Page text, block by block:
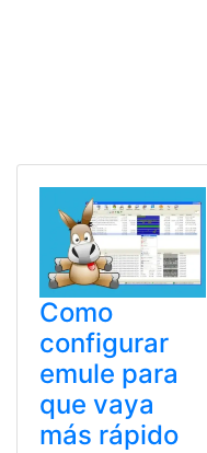
Como
configurar
emule para
que vaya
más rápido